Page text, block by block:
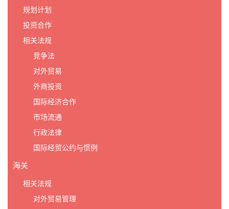
规划计划
投资合作
相关法规
竞争法
对外贸易
外商投资
国际经济合作
市场流通
行政法律
国际经贸公约与惯例
海关
相关法规
对外贸易管理